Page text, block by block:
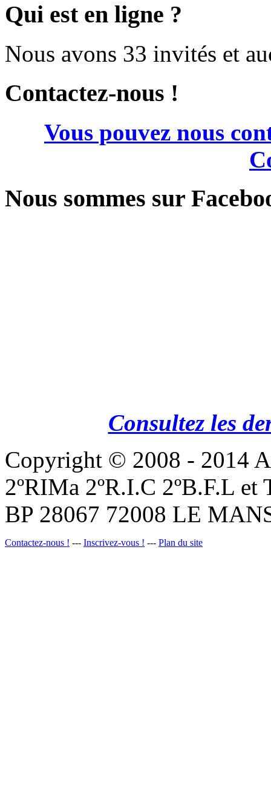
Qui est en ligne ?
Nous avons 33 invités et
Contactez-nous !
Vous pouvez nous
Nous sommes sur
Consultez les
Copyright © 2008 - 2014
2ºRIMa 2ºR.I.C 2ºB.F.L
BP 28067 72008 LE
Contactez-nous ! --- Inscrivez-vous ! --- Plan du site